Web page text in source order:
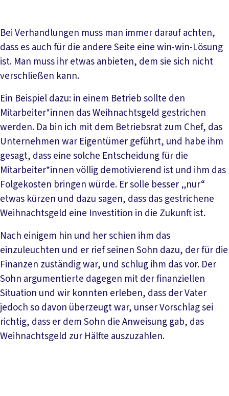
Bei Verhandlungen muss man immer darauf achten,
dass es auch für die andere Seite eine win-win-Lösung
ist. Man muss ihr etwas anbieten, dem sie sich nicht
verschließen kann.
Ein Beispiel dazu: in einem Betrieb sollte den
Mitarbeiter*innen das Weihnachtsgeld gestrichen
werden. Da bin ich mit dem Betriebsrat zum Chef, das
Unternehmen war Eigentümer geführt, und habe ihm
gesagt, dass eine solche Entscheidung für die
Mitarbeiter*innen völlig demotivierend ist und ihm das
Folgekosten bringen würde. Er solle besser „nur“
etwas kürzen und dazu sagen, dass das gestrichene
Weihnachtsgeld eine Investition in die Zukunft ist.
Nach einigem hin und her schien ihm das
einzuleuchten und er rief seinen Sohn dazu, der für die
Finanzen zuständig war, und schlug ihm das vor. Der
Sohn argumentierte dagegen mit der finanziellen
Situation und wir konnten erleben, dass der Vater
jedoch so davon überzeugt war, unser Vorschlag sei
richtig, dass er dem Sohn die Anweisung gab, das
Weihnachtsgeld zur Hälfte auszuzahlen.